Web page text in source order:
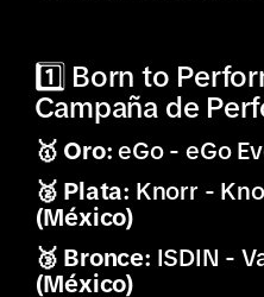
1️⃣ Born to
Campaña de
🥇 Oro:eGo - eGo
🥈 Plata: Knorr -
(México)
🥉 Bronce: ISDIN -
(México)